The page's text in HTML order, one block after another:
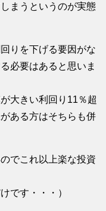
まうというのが実態
りを下げる要因がな
必要はあると思いま
大きい利回り11％超
ある方はそちらも併
でこれ以上楽な投資
です・・・）